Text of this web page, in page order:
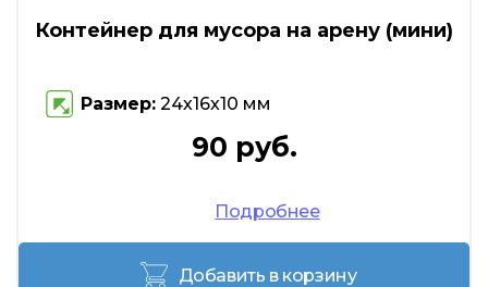
Контейнер для мусора на арену (мини)
Размер: 24х16х10 мм
90 руб.
Подробнее
Добавить в корзину